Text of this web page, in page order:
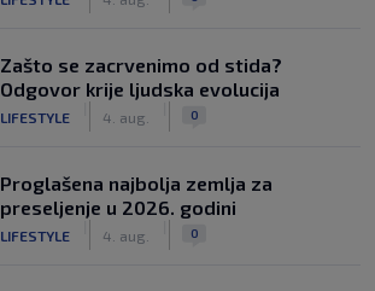
Zašto se zacrvenimo od stida?
Odgovor krije ljudska evolucija
LIFESTYLE 4. aug. 0
Proglašena najbolja zemlja za
preseljenje u 2026. godini
LIFESTYLE 4. aug. 0